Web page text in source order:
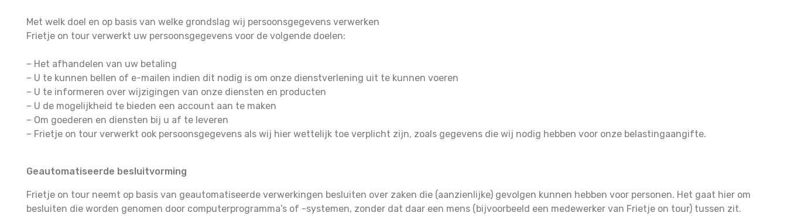
Met welk doel en op basis van welke grondslag wij persoonsgegevens verwerken
Frietje on tour verwerkt uw persoonsgegevens voor de volgende doelen:
– Het afhandelen van uw betaling
– U te kunnen bellen of e-mailen indien dit nodig is om onze dienstverlening uit te kunnen voeren
– U te informeren over wijzigingen van onze diensten en producten
– U de mogelijkheid te bieden een account aan te maken
– Om goederen en diensten bij u af te leveren
– Frietje on tour verwerkt ook persoonsgegevens als wij hier wettelijk toe verplicht zijn, zoals gegevens die wij nodig hebben voor onze belastingaangifte.
Geautomatiseerde besluitvorming
Frietje on tour neemt op basis van geautomatiseerde verwerkingen besluiten over zaken die (aanzienlijke) gevolgen kunnen hebben voor personen. Het gaat hier om
besluiten die worden genomen door computerprogramma’s of -systemen, zonder dat daar een mens (bijvoorbeeld een medewerker van Frietje on tour) tussen zit.